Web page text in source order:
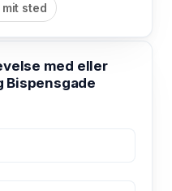
sted
med eller
Bispensgade